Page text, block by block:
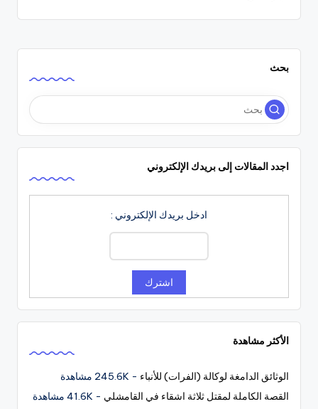
بحث
اجدد المقالات إلى بريدك الإلكتروني
ادخل بريدك الإلكتروني :
الأكثر مشاهدة
الوثائق الدامغة لوكالة (الفرات) للأنباء - 245.6K مشاهدة
القصة الكاملة لمقتل ثلاثة اشقاء في القامشلي - 41.6K مشاهدة